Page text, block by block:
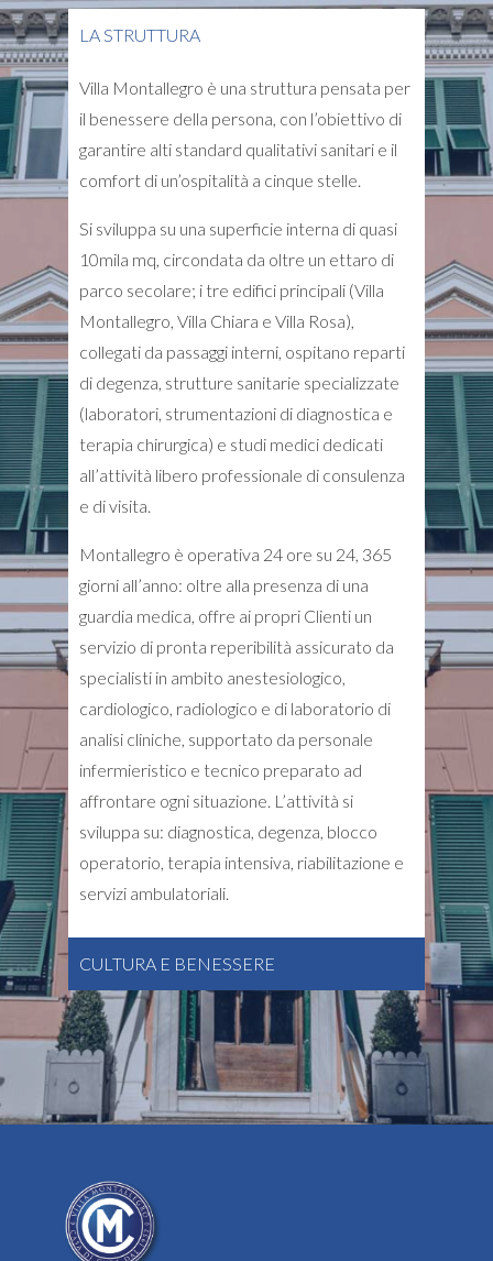
LA STRUTTURA
Villa Montallegro è una struttura pensata per
il benessere della persona, con l’obiettivo di
garantire alti standard qualitativi sanitari e il
comfort di un’ospitalità a cinque stelle.
Si sviluppa su una superficie interna di quasi
10mila mq, circondata da oltre un ettaro di
parco secolare; i tre edifici principali (Villa
Montallegro, Villa Chiara e Villa Rosa),
collegati da passaggi interni, ospitano reparti
di degenza, strutture sanitarie specializzate
(laboratori, strumentazioni di diagnostica e
terapia chirurgica) e studi medici dedicati
all’attività libero professionale di consulenza
e di visita.
Montallegro è operativa 24 ore su 24, 365
giorni all’anno: oltre alla presenza di una
guardia medica, offre ai propri Clienti un
servizio di pronta reperibilità assicurato da
specialisti in ambito anestesiologico,
cardiologico, radiologico e di laboratorio di
analisi cliniche, supportato da personale
infermieristico e tecnico preparato ad
affrontare ogni situazione. L’attività si
sviluppa su: diagnostica, degenza, blocco
operatorio, terapia intensiva, riabilitazione e
servizi ambulatoriali.
CULTURA E BENESSERE